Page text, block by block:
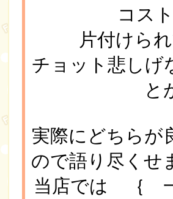
コス
片付けら
チョット悲しげ
と
実際にどちらが
ので語り尽くせ
当店では ｛ 一